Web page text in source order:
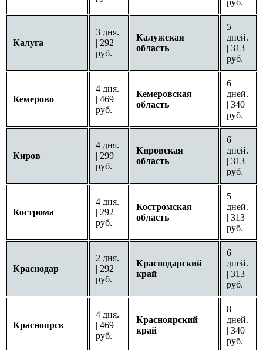
Калуга
3 дня.
| 292
руб.
Калужская
область
5
дней.
| 313
руб.
Кемерово
4 дня.
| 469
руб.
Кемеровская
область
6
дней.
| 340
руб.
Киров
4 дня.
| 299
руб.
Кировская
область
6
дней.
| 313
руб.
Кострома
4 дня.
| 292
руб.
Костромская
область
5
дней.
| 313
руб.
Краснодар
2 дня.
| 292
руб.
Краснодарский
край
6
дней.
| 313
руб.
Красноярск
4 дня.
| 469
руб.
Красноярский
край
8
дней.
| 340
руб.